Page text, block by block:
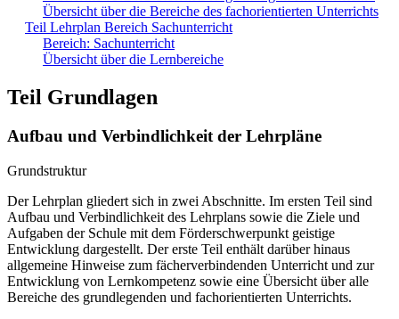
Übersicht über die Bereiche des fachorientierten Unterrichts
Teil Lehrplan Bereich Sachunterricht
Bereich: Sachunterricht
Übersicht über die Lernbereiche
Teil Grundlagen
Aufbau und Verbindlichkeit der Lehrpläne
Grundstruktur
Der Lehrplan gliedert sich in zwei Abschnitte. Im ersten Teil sind
Aufbau und Verbindlichkeit des Lehrplans sowie die Ziele und
Aufgaben der Schule mit dem Förderschwerpunkt geistige
Entwicklung dargestellt. Der erste Teil enthält darüber hinaus
allgemeine Hinweise zum fächerverbindenden Unterricht und zur
Entwicklung von Lernkompetenz sowie eine Übersicht über alle
Bereiche des grundlegenden und fachorientierten Unterrichts.